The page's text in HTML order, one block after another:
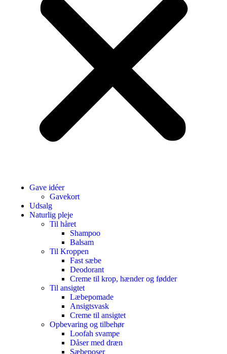
Gave idéer
Gavekort
Udsalg
Naturlig pleje
Til håret
Shampoo
Balsam
Til Kroppen
Fast sæbe
Deodorant
Creme til krop, hænder og fødder
Til ansigtet
Læbepomade
Ansigtsvask
Creme til ansigtet
Opbevaring og tilbehør
Loofah svampe
Dåser med dræn
Sæbeposer